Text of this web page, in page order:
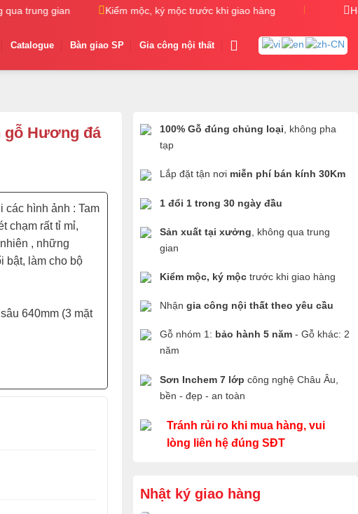
trung gian Kiểm mộc, ký mộc trước khi giao hàng Nhận gia
Catalogue Bàn giao SP Gia công nội thất
100% Gỗ đúng chủng loại , không pha
tạp
Lắp đặt tận nơimiễn phí bán kính 30Km
1 đổi 1 trong 30 ngày đầu
Sản xuất tại xưởng , không qua trung
gian
Kiểm mộc, ký mộctrước khi giao hàng
Nhận gia công nội thất theo yêu cầu
Gỗ nhóm 1: bảo hành 5 năm- Gỗ khác: 2
năm
Sơn Inchem 7 lớp công nghệ Châu Âu,
bền - đẹp - an toàn
Tránh rủi ro khi mua hàng, vui
lòng liên hệ đúng SĐT
Nhật ký giao hàng
gỗ Hương đá
các hình ảnh : Tam
chạm rất tỉ mỉ,
, những
bật, làm cho bộ
640mm (3 mặt